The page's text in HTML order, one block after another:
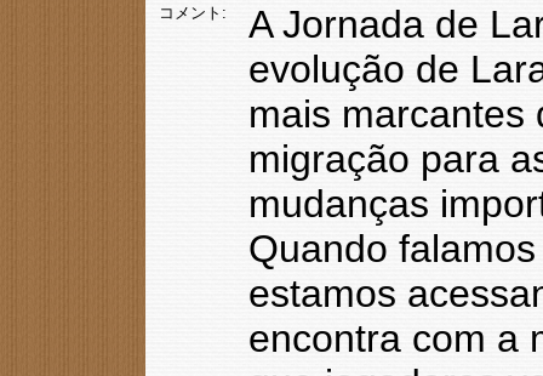
コメント:
A Jornada de
evolução de
mais marcantes
migração para
mudanças
Quando
estamos
encontra com a